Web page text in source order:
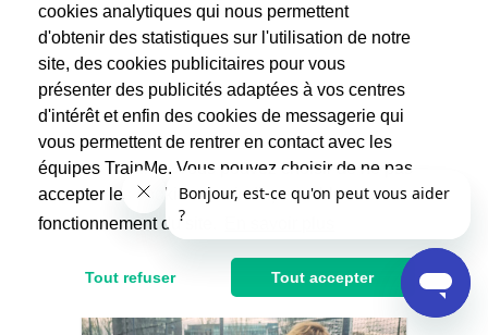
Julien
Prépa physique
(3 avis)
...
60€ 30€
Après réduction d'impôts
cookies analytiques qui nous permettent
d'obtenir des statistiques sur l'utilisation de notre
site, des cookies publicitaires pour vous
présenter des publicités adaptées à vos centres
d'intérêt et enfin des cookies de messagerie qui
vous permettent de rentrer en contact avec les
équipes TrainMe. Vous pouvez choisir de ne pas
accepter les cookies non indispensables au
fonctionnement du site.
Tout refuser Tout accepter